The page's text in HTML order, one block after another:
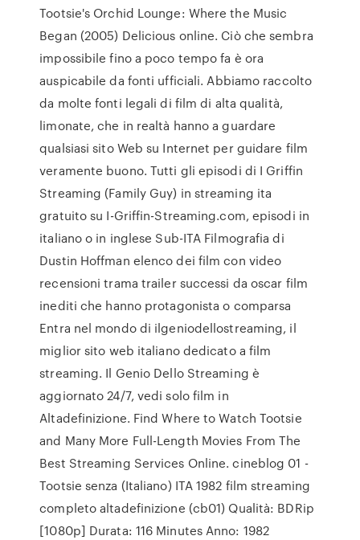
Tootsie's Orchid Lounge: Where the Music
Began (2005) Delicious online. Ciò che sembra
impossibile fino a poco tempo fa è ora
auspicabile da fonti ufficiali. Abbiamo raccolto
da molte fonti legali di film di alta qualità,
limonate, che in realtà hanno a guardare
qualsiasi sito Web su Internet per guidare film
veramente buono. Tutti gli episodi di I Griffin
Streaming (Family Guy) in streaming ita
gratuito su I-Griffin-Streaming.com, episodi in
italiano o in inglese Sub-ITA Filmografia di
Dustin Hoffman elenco dei film con video
recensioni trama trailer successi da oscar film
inediti che hanno protagonista o comparsa
Entra nel mondo di ilgeniodellostreaming, il
miglior sito web italiano dedicato a film
streaming. Il Genio Dello Streaming è
aggiornato 24/7, vedi solo film in
Altadefinizione. Find Where to Watch Tootsie
and Many More Full-Length Movies From The
Best Streaming Services Online. cineblog 01 -
Tootsie senza (Italiano) ITA 1982 film streaming
completo altadefinizione (cb01) Qualità: BDRip
[1080p] Durata: 116 Minutes Anno: 1982